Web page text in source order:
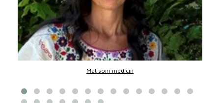
Mat som medicin